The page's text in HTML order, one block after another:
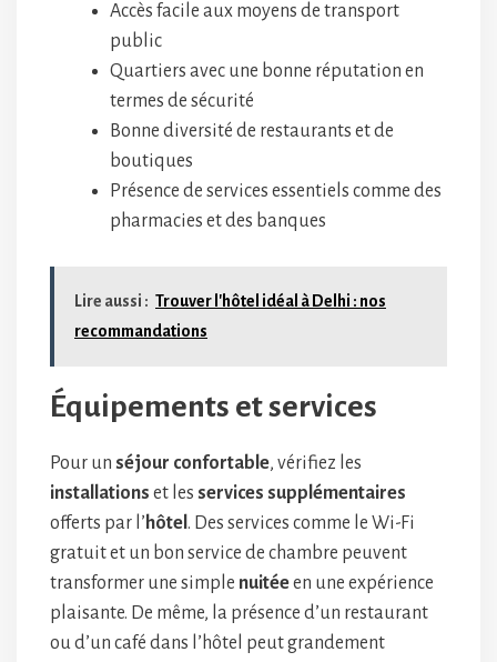
Accès facile aux moyens de transport
public
Quartiers avec une bonne réputation en
termes de sécurité
Bonne diversité de restaurants et de
boutiques
Présence de services essentiels comme des
pharmacies et des banques
Lire aussi : Trouver l'hôtel idéal à Delhi : nos
recommandations
Équipements et services
Pour un séjour confortable, vérifiez les
installations et les services supplémentaires
offerts par l’ hôtel . Des services comme le Wi-Fi
gratuit et un bon service de chambre peuvent
transformer une simple nuitéeen une expérience
plaisante. De même, la présence d’un restaurant
ou d’un café dans l’hôtel peut grandement